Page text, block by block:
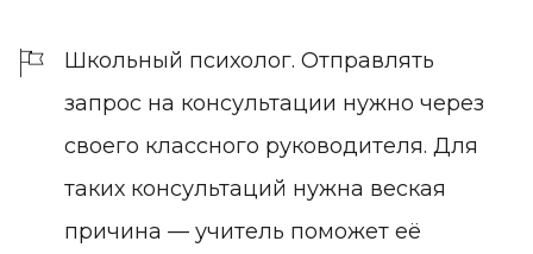
Школьный психолог. Отправлять
запрос на консультации нужно через
своего классного руководителя. Для
таких консультаций нужна веская
причина — учитель поможет её